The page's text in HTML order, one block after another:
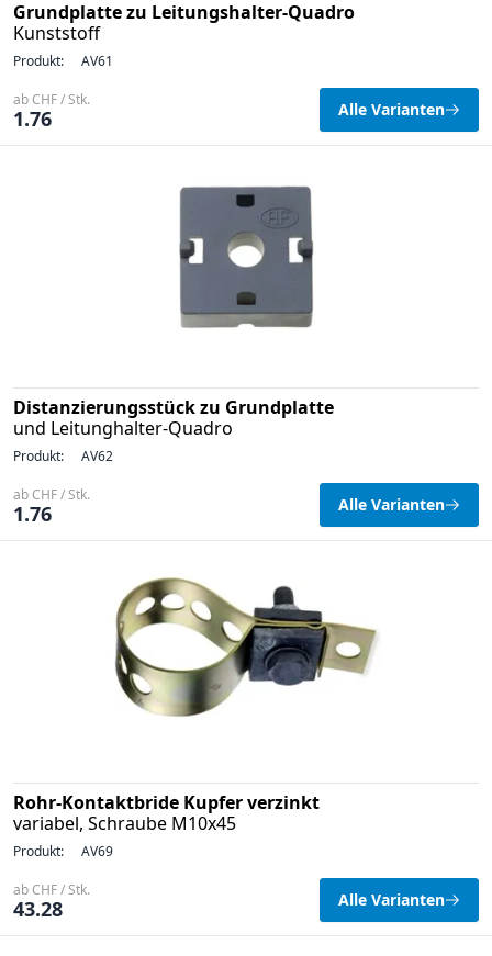
Grundplatte zu Leitungshalter-Quadro
Kunststoff
Produkt: AV61
ab CHF / Stk.
1.76 Alle Varianten
Distanzierungsstück zu Grundplatte
und Leitunghalter-Quadro
Produkt: AV62
ab CHF / Stk.
1.76 Alle Varianten
Rohr-Kontaktbride Kupfer verzinkt
variabel, Schraube M10x45
Produkt: AV69
ab CHF / Stk.
43.28 Alle Varianten